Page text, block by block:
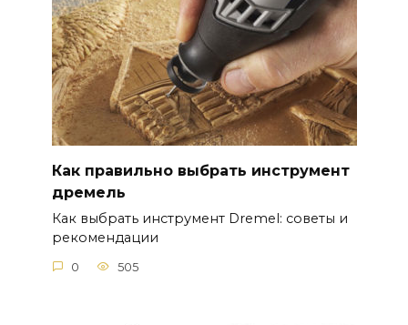
Как правильно выбрать инструмент
дремель
Как выбрать инструмент Dremel: советы и
рекомендации
0 505